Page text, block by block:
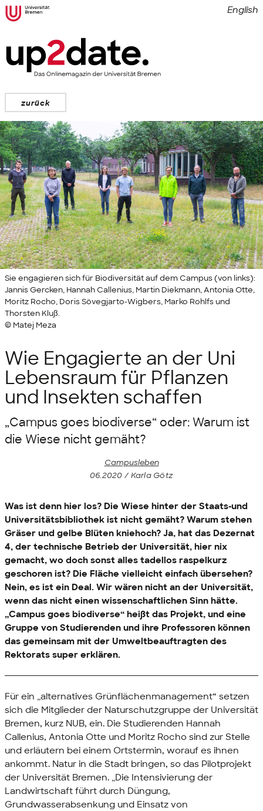
zurück
English
Sie engagieren sich für Biodiversität auf dem Campus (von links):
Jannis Gercken, Hannah Callenius, Martin Diekmann, Antonia Otte,
Moritz Rocho, Doris Sövegjarto-Wigbers, Marko Rohlfs und
Thorsten Kluß.
© Matej Meza
Wie Engagierte an der Uni
Lebensraum für Pflanzen
und Insekten schaffen
„Campus goes biodiverse“ oder: Warum ist
die Wiese nicht gemäht?
Campusleben
06.2020 / Karla Götz
Was ist denn hier los? Die Wiese hinter der Staats-und
Universitätsbibliothek ist nicht gemäht? Warum stehen
Gräser und gelbe Blüten kniehoch? Ja, hat das Dezernat
4, der technische Betrieb der Universität, hier nix
gemacht, wo doch sonst alles tadellos raspelkurz
geschoren ist? Die Fläche vielleicht einfach übersehen?
Nein, es ist ein Deal. Wir wären nicht an der Universität,
wenn das nicht einen wissenschaftlichen Sinn hätte.
„Campus goes biodiverse“ heißt das Projekt, und eine
Gruppe von Studierenden und ihre Professoren können
das gemeinsam mit der Umweltbeauftragten des
Rektorats super erklären.
Für ein „alternatives Grünflächenmanagement“ setzen
sich die Mitglieder der Naturschutzgruppe der Universität
Bremen, kurz NUB, ein. Die Studierenden Hannah
Callenius, Antonia Otte und Moritz Rocho sind zur Stelle
und erläutern bei einem Ortstermin, worauf es ihnen
ankommt. Natur in die Stadt bringen, so das Pilotprojekt
der Universität Bremen. „Die Intensivierung der
Landwirtschaft führt durch Düngung,
Grundwasserabsenkung und Einsatz von